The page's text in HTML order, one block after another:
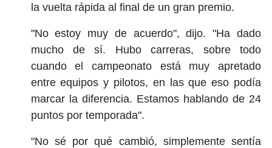
la vuelta rápida al final de un gran premio.
"No estoy muy de acuerdo", dijo. "Ha dado
mucho de sí. Hubo carreras, sobre todo
cuando el campeonato está muy apretado
entre equipos y pilotos, en las que eso podía
marcar la diferencia. Estamos hablando de 24
puntos por temporada".
"No sé por qué cambió, simplemente sentía